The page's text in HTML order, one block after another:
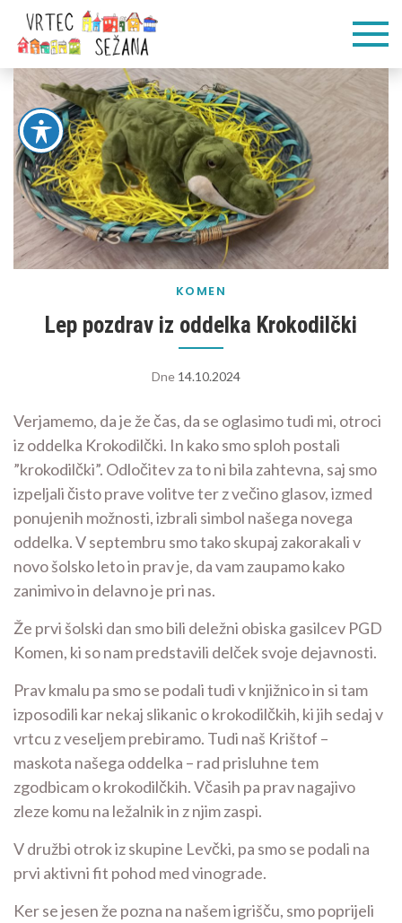
Skip
content
Sežana
Veliko pogumnih
KOMEN
Lep pozdrav iz oddelka Krokodilčki
Dne 14.10.2024
Verjamemo, da je že čas, da se oglasimo tudi mi, otroci
iz oddelka Krokodilčki. In kako smo sploh postali
”krokodilčki”. Odločitev za to ni bila zahtevna, saj smo
izpeljali čisto prave volitve ter z večino glasov, izmed
ponujenih možnosti, izbrali simbol našega novega
oddelka. V septembru smo tako skupaj zakorakali v
novo šolsko leto in prav je, da vam zaupamo kako
zanimivo in delavno je pri nas.
Že prvi šolski dan smo bili deležni obiska gasilcev PGD
Komen, ki so nam predstavili delček svoje dejavnosti.
Prav kmalu pa smo se podali tudi v knjižnico in si tam
izposodili kar nekaj slikanic o krokodilčkih, ki jih sedaj v
vrtcu z veseljem prebiramo. Tudi naš Krištof –
maskota našega oddelka – rad prisluhne tem
zgodbicam o krokodilčkih. Včasih pa prav nagajivo
zleze komu na ležalnik in z njim zaspi.
V družbi otrok iz skupine Levčki, pa smo se podali na
prvi aktivni fit pohod med vinograde.
Ker se jesen že pozna na našem igrišču, smo poprijeli